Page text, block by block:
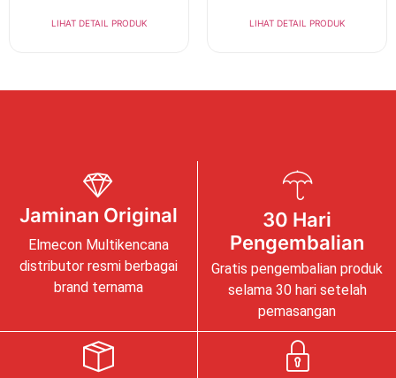
LIHAT DETAIL PRODUK LIHAT DETAIL PRODUK
Jaminan Original
Elmecon Multikencana
distributor resmi berbagai
brand ternama
30 Hari
Pengembalian
Gratis pengembalian produk
selama 30 hari setelah
pemasangan